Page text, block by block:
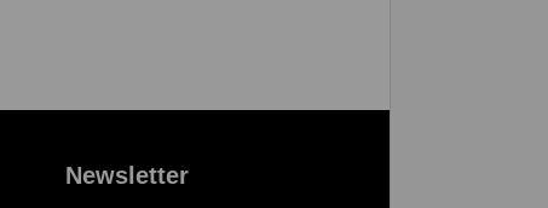
Newsletter